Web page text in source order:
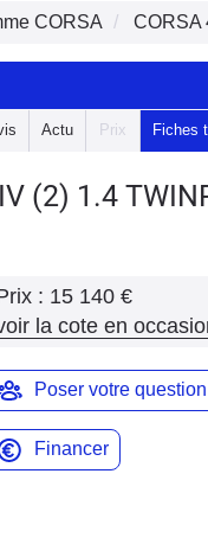
CORSA CORSA
Actu Prix Fiches
IV (2) 1.4
: 15 140 €
la cote en
Poser votre
Financer